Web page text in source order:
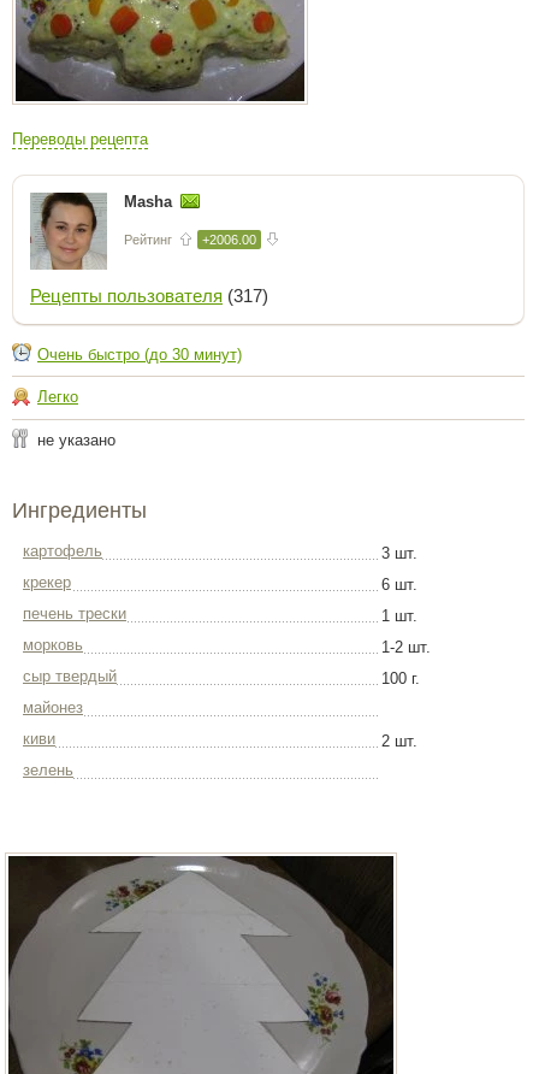
Переводы рецепта
Masha
Рейтинг +2006.00
Рецепты пользователя (317)
Очень быстро (до 30 минут)
Легко
не указано
Ингредиенты
картофель
3 шт.
крекер
6 шт.
печень трески
1 шт.
морковь
1-2 шт.
сыр твердый
100 г.
майонез
киви
2 шт.
зелень